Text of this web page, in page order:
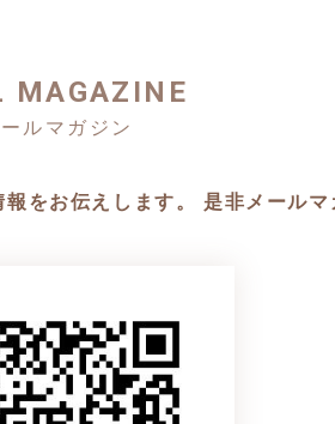
MAGAZINE
をお伝えします。 是非メール